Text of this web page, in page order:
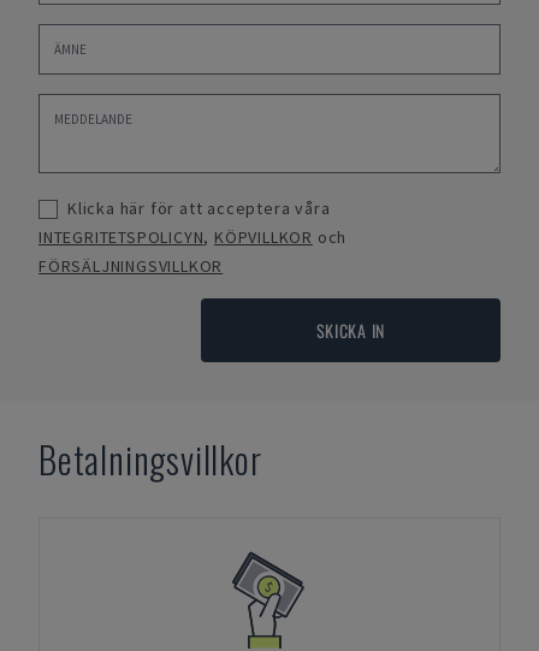
Klicka här för att acceptera våra
INTEGRITETSPOLICYN, KÖPVILLKOR och
FÖRSÄLJNINGSVILLKOR
SKICKA IN
Betalningsvillkor